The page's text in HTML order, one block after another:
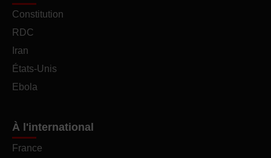
Constitution
RDC
Iran
États-Unis
Ebola
À l'international
France